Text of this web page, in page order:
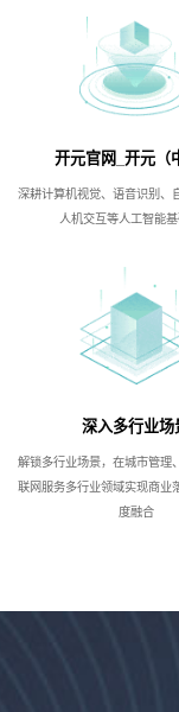
开元官网_开元（
深耕计算机视觉、语音识别、
人机交互等人工智能
深入多行业场
解锁多行业场景，在城市管理
联网服务多行业领域实现商业
度融合